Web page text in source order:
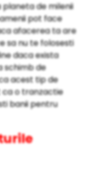
de milenii
pot face
afacerea ta are
sa nu te folosesti
daca exista
schimb de
acest tip de
ca o tranzactie
banii pentru